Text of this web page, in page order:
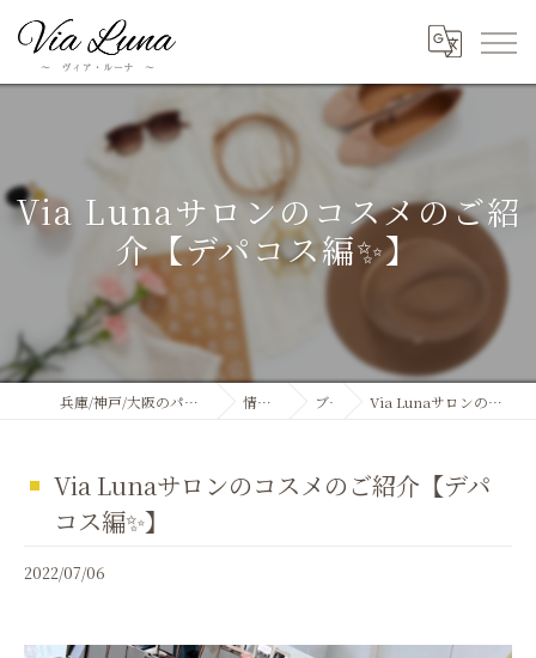
Via Lunaサロンのコスメのご紹
介【デパコス編✨】
兵庫/神戸/大阪のパーソナルカラー診断ならVia Luna 情報&ブログ ブログ Via Lunaサロンのコスメのご紹介【デパコス編✨】
Via Lunaサロンのコスメのご紹介【デパ
コス編✨】
2022/07/06